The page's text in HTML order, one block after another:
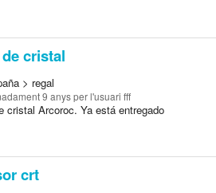
cristal
> regal
9 anysper l'usuari fff
cristal Arcoroc. Ya está entregado
crt